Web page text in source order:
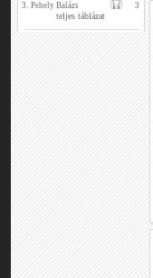
3. Pehely Balázs 3
teljes táblázat